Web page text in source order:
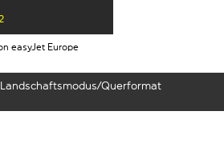
easyJet Europe
Querformat